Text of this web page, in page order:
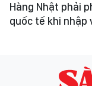
Hàng Nhật phải
quốc tế khi nhập